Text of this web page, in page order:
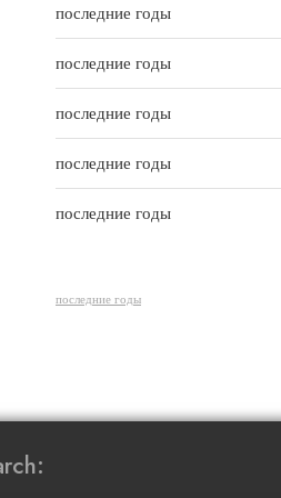
o
f
последние годы
последние годы
последние годы
последние годы
последние годы
последние годы